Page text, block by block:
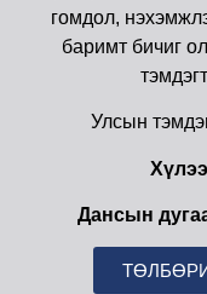
гомдол,
баримт бичиг
Улсын
Дансын